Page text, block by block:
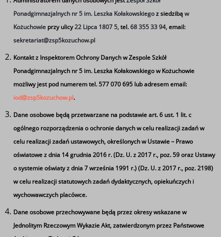
Zgodnie z art. 37 ust. 1 Rozporządzenia Parlamentu
Europejskiego i Rady (UE) 2016/679
z dnia 27 kwietnia 2016 r. w sprawie ochrony osób
fizycznych w związku z przetwarzaniem danych
osobowych i w sprawie swobodnego przepływu takich
danych oraz uchylenia dyrektywy 95/46/WE (ogólne
rozporządzenie o ochronie danych) Administrator
wyznaczył Inspektora Ochrony Danych.
Obowiązki Inspektora Ochrony Danych pełni Pan
Dominik Rusak, z którym można kontaktować się za
pośrednictwem poczty elektronicznej pod adresem e-
mail:
iod@zsp5kozuchow.pl
Tagi
Ponadgimnazjalnych nr 5 im. Leszka Kołakowskiegoz siedzibąw
Kożuchowie przy ulicy22 Lipca 1807 5,tel.68 355 33 94,email:
sekretariat@zsp5kozuchow.pl
Kontakt z Inspektorem Ochrony Danych w Zespole Szkół
Ponadgimnazjalnych nr 5 im. Leszka Kołakowskiego w Kożuchowie
możliwy jest pod numerem tel. 577 070 695 lub adresem email:
iod@zsp5kozuchow.pl.
Dane osobowe będą przetwarzane na podstawie art. 6 ust. 1 lit. c
ogólnego rozporządzenia o ochronie danych w celu realizacji zadań w
celu realizacji zadań ustawowych, określonych w Ustawie – Prawo
oświatowe z dnia 14 grudnia 2016 r. (Dz. U. z 2017 r., poz. 59 oraz Ustawy
o systemie oświaty z dnia 7 września 1991 r.) (Dz. U. z 2017 r., poz. 2198)
w celu realizacji statutowych zadań dydaktycznych, opiekuńczych i
wychowawczych placówce.
Dane osobowe przechowywane będą przez okresy wskazane w
Jednolitym Rzeczowym Wykazie Akt, zatwierdzonym przez Państwowe